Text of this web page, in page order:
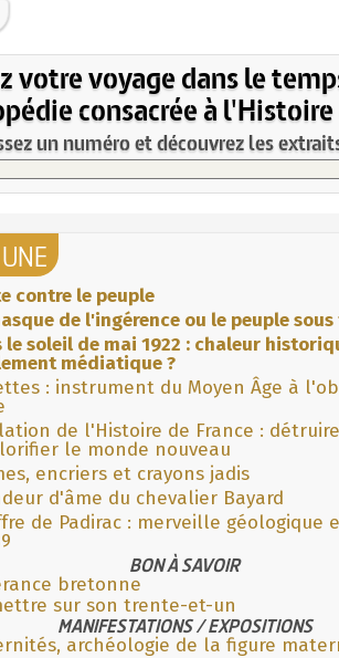
votre voyage dans le
consacrée à l'Histoire
un numéro et découvrez les
contre le peuple
de l'ingérence ou le peuple
le soleil de mai 1922 : chaleur
médiatique ?
: instrument du Moyen Âge à
de l'Histoire de France :
le monde nouveau
encriers et crayons jadis
d'âme du chevalier Bayard
de Padirac : merveille géologique
BON À SAVOIR
bretonne
sur son trente-et-un
MANIFESTATIONS / EXPOSITIONS
archéologie de la figure